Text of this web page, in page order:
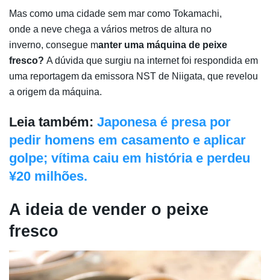
Mas como uma cidade sem mar como Tokamachi,
onde a neve chega a vários metros de altura no
inverno, consegue manter uma máquina de peixe
fresco? A dúvida que surgiu na internet foi respondida em
uma reportagem da emissora NST de Niigata, que revelou
a origem da máquina.
Leia também: Japonesa é presa por
pedir homens em casamento e aplicar
golpe; vítima caiu em história e perdeu
¥20 milhões.
A ideia de vender o peixe
fresco